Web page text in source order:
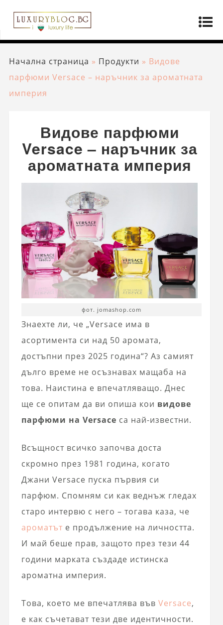
Начална страница » Продукти » Видове
парфюми Versace – наръчник за ароматната
империя
Видове парфюми
Versace – наръчник за
ароматната империя
фот. jomashop.com
Знаехте ли, че „Versace има в
асортимента си над 50 аромата,
достъпни през 2025 година“? Аз самият
дълго време не осъзнавах мащаба на
това. Наистина е впечатляващо. Днес
ще се опитам да ви опиша кои видове
парфюми на Versace са най-известни.
Всъщност всичко започва доста
скромно през 1981 година, когато
Джани Versace пуска първия си
парфюм. Спомням си как веднъж гледах
старо интервю с него – тогава каза, че
ароматът е продължение на личността.
И май беше прав, защото през тези 44
години марката създаде истинска
ароматна империя.
Това, което ме впечатлява във Versace,
е как съчетават тези две идентичности.